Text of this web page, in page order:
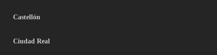
Castellón
Ciudad Real